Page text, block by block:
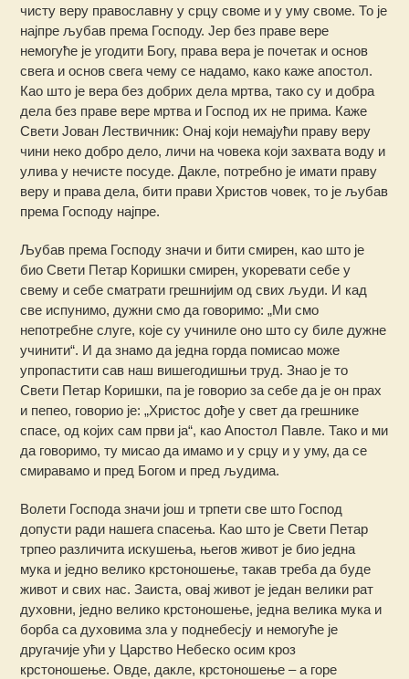
чисту веру православну у срцу своме и у уму своме. То је
најпре љубав према Господу. Јер без праве вере
немогуће је угодити Богу, права вера је почетак и основ
свега и основ свега чему се надамо, како каже апостол.
Као што је вера без добрих дела мртва, тако су и добра
дела без праве вере мртва и Господ их не прима. Каже
Свети Јован Лествичник: Онај који немајући праву веру
чини неко добро дело, личи на човека који захвата воду и
улива у нечисте посуде. Дакле, потребно је имати праву
веру и права дела, бити прави Христов човек, то је љубав
према Господу најпре.
Љубав према Господу значи и бити смирен, као што је
био Свети Петар Коришки смирен, укоревати себе у
свему и себе сматрати грешнијим од свих људи. И кад
све испунимо, дужни смо да говоримо: „Ми смо
непотребне слуге, које су учиниле оно што су биле дужне
учинити“. И да знамо да једна горда помисао може
упропастити сав наш вишегодишњи труд. Знао је то
Свети Петар Коришки, па је говорио за себе да је он прах
и пепео, говорио је: „Христос дође у свет да грешнике
спасе, од којих сам први ја“, као Апостол Павле. Тако и ми
да говоримо, ту мисао да имамо и у срцу и у уму, да се
смиравамо и пред Богом и пред људима.
Волети Господа значи још и трпети све што Господ
допусти ради нашега спасења. Као што је Свети Петар
трпео различита искушења, његов живот је био једна
мука и једно велико крстоношење, такав треба да буде
живот и свих нас. Заиста, овај живот је један велики рат
духовни, једно велико крстоношење, једна велика мука и
борба са духовима зла у поднебесју и немогуће је
другачије ући у Царство Небеско осим кроз
крстоношење. Овде, дакле, крстоношење – а горе